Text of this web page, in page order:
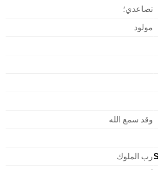
تصاعدي؛
مولود
وقد سمع الله
رب الملوك